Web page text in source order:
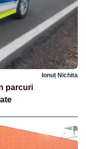
Ionuț Nichita
parcuri